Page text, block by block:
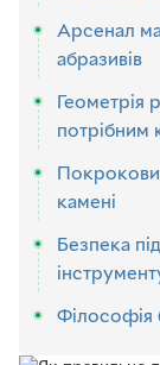
Арсенал
абразивів
Геометрія
потрібним
камені
Безпека
Філософія